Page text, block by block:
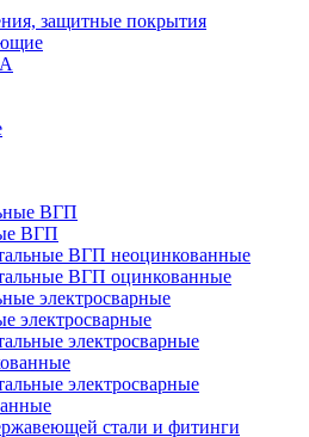
защитные покрытия
ВГП
ВГП неоцинкованные
ВГП оцинкованные
электросварные
электросварные
электросварные